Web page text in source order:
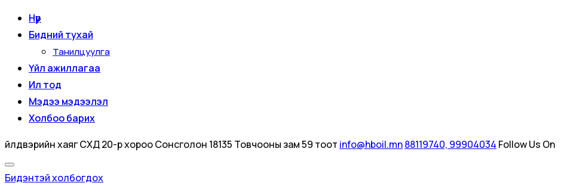
Нүүр
Бидний тухай
Танилцуулга
Үйл ажиллагаа
Ил тод
Мэдээ мэдээлэл
Холбоо барих
Үйлдвэрийн хаягСХД 20-р хороо Сонсголон 18135 Товчооны зам 59 тоот info@hboil.mn88119740, 99904034 Follow Us On
Бидэнтэй холбогдох